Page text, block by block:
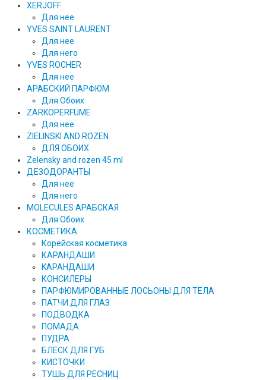
XERJOFF
Для нее
YVES SAINT LAURENT
Для нее
Для него
YVES ROCHER
Для нее
АРАБСКИЙ ПАРФЮМ
Для Обоих
ZARKOPERFUME
Для нее
ZIELINSKI AND ROZEN
ДЛЯ ОБОИХ
Zelensky and rozen 45 ml
ДЕЗОДОРАНТЫ
Для нее
Для него
MOLECULES АРАБСКАЯ
Для Обоих
КОСМЕТИКА
Корейская косметика
КАРАНДAШИ
KAPAHДАШИ
КОНСИЛЕРЫ
ПАРФЮМИРОВАННЫЕ ЛОСЬОНЫ ДЛЯ ТЕЛА
ПАТЧИ ДЛЯ ГЛАЗ
ПОДВОДКА
ПОМАДА
ПУДРА
БЛЕСК ДЛЯ ГУБ
КИСТОЧКИ
ТУШЬ ДЛЯ РЕСНИЦ